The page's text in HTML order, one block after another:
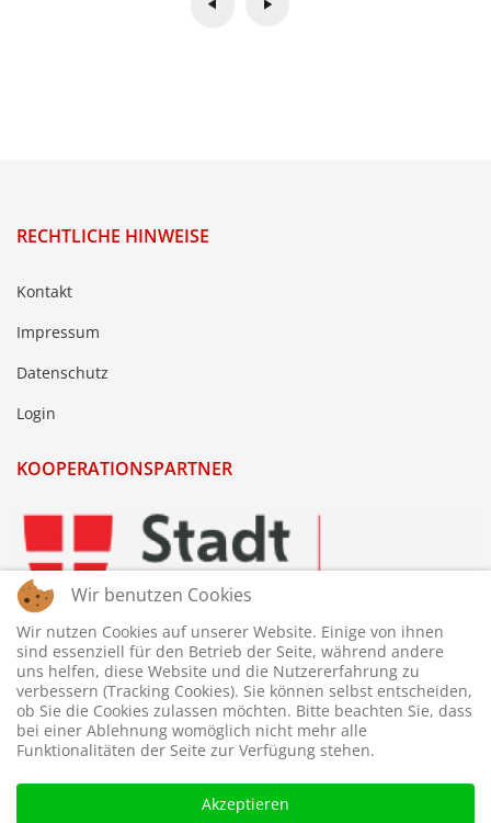
RECHTLICHE HINWEISE
Kontakt
Impressum
Datenschutz
Login
KOOPERATIONSPARTNER
Wir benutzen Cookies
Wir nutzen Cookies auf unserer Website. Einige von ihnen
sind essenziell für den Betrieb der Seite, während andere
uns helfen, diese Website und die Nutzererfahrung zu
verbessern (Tracking Cookies). Sie können selbst entscheiden,
ob Sie die Cookies zulassen möchten. Bitte beachten Sie, dass
bei einer Ablehnung womöglich nicht mehr alle
Funktionalitäten der Seite zur Verfügung stehen.
Akzeptieren